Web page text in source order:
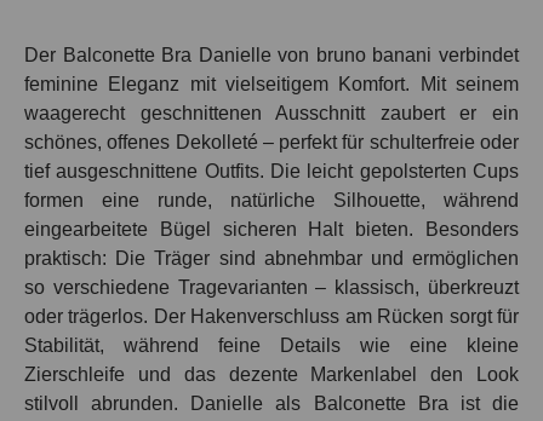
Der Balconette Bra Danielle von bruno banani verbindet
feminine Eleganz mit vielseitigem Komfort. Mit seinem
waagerecht geschnittenen Ausschnitt zaubert er ein
schönes, offenes Dekolleté – perfekt für schulterfreie oder
tief ausgeschnittene Outfits. Die leicht gepolsterten Cups
formen eine runde, natürliche Silhouette, während
eingearbeitete Bügel sicheren Halt bieten. Besonders
praktisch: Die Träger sind abnehmbar und ermöglichen
so verschiedene Tragevarianten – klassisch, überkreuzt
oder trägerlos. Der Hakenverschluss am Rücken sorgt für
Stabilität, während feine Details wie eine kleine
Zierschleife und das dezente Markenlabel den Look
stilvoll abrunden. Danielle als Balconette Bra ist die